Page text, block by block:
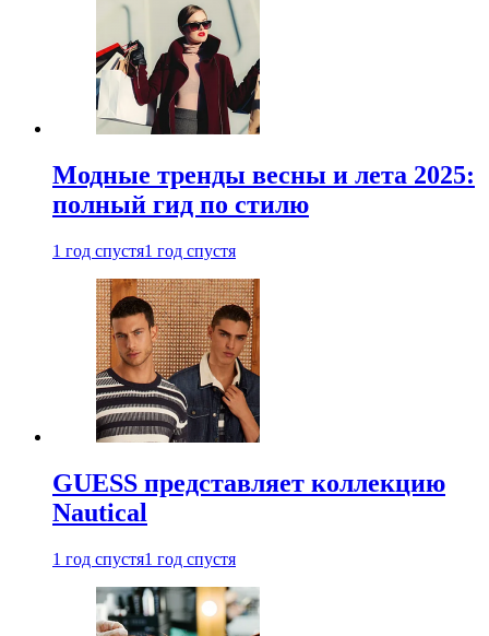
Модные тренды весны и лета 2025:
полный гид по стилю
1 год спустя1 год спустя
GUESS представляет коллекцию
Nautical
1 год спустя1 год спустя